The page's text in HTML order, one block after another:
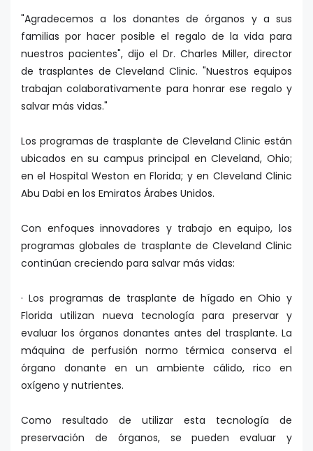
"Agradecemos a los donantes de órganos y a sus
familias por hacer posible el regalo de la vida para
nuestros pacientes", dijo el Dr. Charles Miller, director
de trasplantes de Cleveland Clinic. "Nuestros equipos
trabajan colaborativamente para honrar ese regalo y
salvar más vidas."
Los programas de trasplante de Cleveland Clinic están
ubicados en su campus principal en Cleveland, Ohio;
en el Hospital Weston en Florida; y en Cleveland Clinic
Abu Dabi en los Emiratos Árabes Unidos.
Con enfoques innovadores y trabajo en equipo, los
programas globales de trasplante de Cleveland Clinic
continúan creciendo para salvar más vidas:
· Los programas de trasplante de hígado en Ohio y
Florida utilizan nueva tecnología para preservar y
evaluar los órganos donantes antes del trasplante. La
máquina de perfusión normo térmica conserva el
órgano donante en un ambiente cálido, rico en
oxígeno y nutrientes.
Como resultado de utilizar esta tecnología de
preservación de órganos, se pueden evaluar y